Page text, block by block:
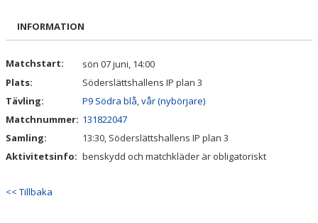
KLUBBSHOP
LÄNKAR
NYHETER
INFORMATION
Matchstart:
sön 07 juni, 14:00
Plats:
Söderslättshallens IP plan 3
Tävling:
P9 Södra blå, vår (nybörjare)
Matchnummer: 131822047
Samling:
13:30, Söderslättshallens IP plan 3
Aktivitetsinfo: benskydd och matchkläder är obligatoriskt
<< Tillbaka